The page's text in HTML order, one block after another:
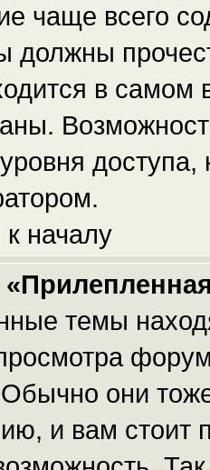
чаще всего
должны
в
началу
темы
они
и вам стоит